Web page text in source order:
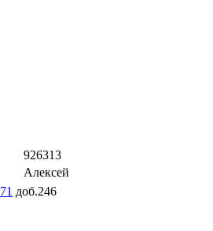
926313
Алексей
доб.246